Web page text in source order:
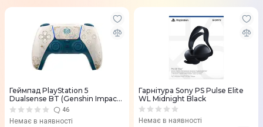
Геймпад PlayStation 5
Dualsense BT (Genshin Impact
Limited Edition)46
Немає в наявності
Гарнітура Sony PS Pulse Elite
WL Midnight Black
Немає в наявності